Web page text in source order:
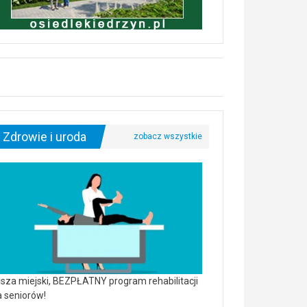
Zdrowie i uroda
miejski, BEZPŁATNY program rehabilitacji
seniorów!